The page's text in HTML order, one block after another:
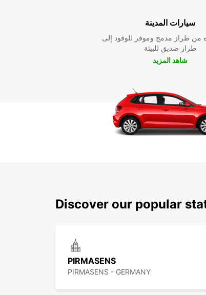
سيارات المدينة
من طراز مدمج وموفر للوقود إلى
طراز صديق للبيئة
شاهد المزيد
Discover our popular
PIRMASENS
PIRMASENS - GERMANY